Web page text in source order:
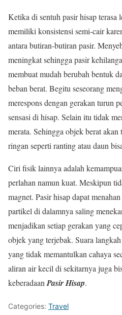
Ketika di sentuh pasir hisap terasa
memiliki konsistensi semi-cair
antara butiran-butiran pasir.
meningkat sehingga pasir
membuat mudah berubah bentuk
beban berat. Begitu seseorang
merespons dengan gerakan turun
sensasi di hisap. Selain itu tidak
merata. Sehingga objek berat akan
ringan seperti ranting atau daun
Ciri fisik lainnya adalah
perlahan namun kuat. Meskipun
magnet. Pasir hisap dapat
partikel di dalamnya saling
menjadikan setiap gerakan yang
objek yang terjebak. Suara
yang tidak memantulkan cahaya
aliran air kecil di sekitarnya juga
keberadaan Pasir Hisap.
Categories: Travel